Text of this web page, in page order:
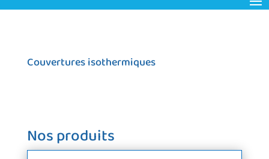
Couvertures isothermiques
Nos produits